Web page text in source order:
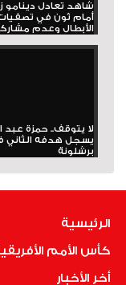
شاهد تعادل دينامو
أمام ثون في
الأبطال وعدم
لا يتوقف.. حمزة عبد
يسجل هدفه الثاني
برشلونة
الرئيسية
كأس الأمم
أخر الأخبار